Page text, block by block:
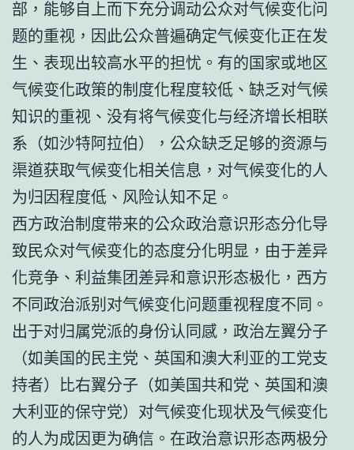
部，能够自上而下充分调动公众对气候变化问
题的重视，因此公众普遍确定气候变化正在发
生、表现出较高水平的担忧。有的国家或地区
气候变化政策的制度化程度较低、缺乏对气候
知识的重视、没有将气候变化与经济增长相联
系（如沙特阿拉伯），公众缺乏足够的资源与
渠道获取气候变化相关信息，对气候变化的人
为归因程度低、风险认知不足。
西方政治制度带来的公众政治意识形态分化导
致民众对气候变化的态度分化明显，由于差异
化竞争、利益集团差异和意识形态极化，西方
不同政治派别对气候变化问题重视程度不同。
出于对归属党派的身份认同感，政治左翼分子
（如美国的民主党、英国和澳大利亚的工党支
持者）比右翼分子（如美国共和党、英国和澳
大利亚的保守党）对气候变化现状及气候变化
的人为成因更为确信。在政治意识形态两极分